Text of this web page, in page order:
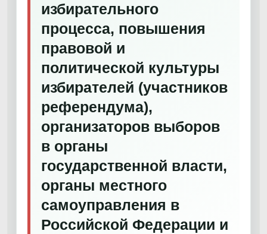
избирательного
процесса, повышения
правовой и
политической культуры
избирателей (участников
референдума),
организаторов выборов
в органы
государственной власти,
органы местного
самоуправления в
Российской Федерации и